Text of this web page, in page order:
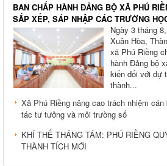
BAN CHẤP HÀNH ĐẢNG BỘ XÃ PHÚ
SẮP XẾP, SÁP NHẬP CÁC TRƯỜNG
Ngày 3 tháng
Xuân Hòa,
xã Phú Riềng
hành Đảng bộ
kiến đối với dự
thành...
Xã Phú Riềng nâng cao trách nhiệm
tác tư tưởng và môi trường số
KHÍ THẾ THÁNG TÁM: PHÚ RIỀNG
THÀNH TÍCH MỚI